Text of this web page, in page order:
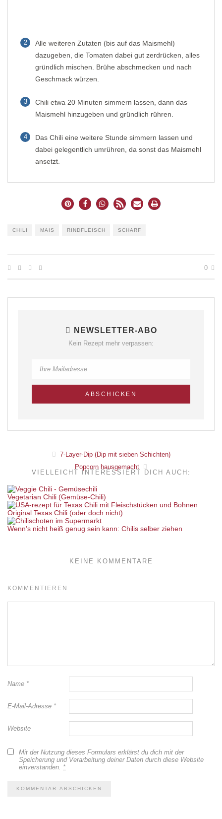
2
Alle weiteren Zutaten (bis auf das Maismehl)
dazugeben, die Tomaten dabei gut zerdrücken, alles
gründlich mischen. Brühe abschmecken und nach
Geschmack würzen.
3
Chili etwa 20 Minuten simmern lassen, dann das
Maismehl hinzugeben und gründlich rühren.
4
Das Chili eine weitere Stunde simmern lassen und
dabei gelegentlich umrühren, da sonst das Maismehl
ansetzt.
CHILI MAIS RINDFLEISCH SCHARF
0
NEWSLETTER-ABO
Kein Rezept mehr verpassen:
7-Layer-Dip (Dip mit sieben Schichten)
Popcorn hausgemacht
VIELLEICHT INTERESSIERT DICH AUCH:
Vegetarian Chili (Gemüse-Chili)
Original Texas Chili (oder doch nicht)
Wenn’s nicht heiß genug sein kann: Chilis selber ziehen
KEINE KOMMENTARE
KOMMENTIEREN
Name *
E-Mail-Adresse *
Website
Mit der Nutzung dieses Formulars erklärst du dich mit der
Speicherung und Verarbeitung deiner Daten durch diese Website
einverstanden. *